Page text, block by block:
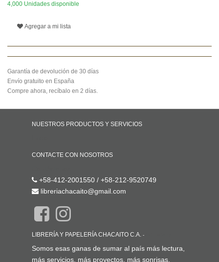
4,000 Unidades disponible
Agregar a mi lista
Garantía de devolución de 30 días
Envío gratuito en España
Compre ahora, recíbalo en 2 días.
NUESTROS PRODUCTOS Y SERVICIOS
CONTACTE CON NOSOTROS
+58-412-2001550 / +58-212-9520749
libreriachacaito@gmail.com
LIBRERÍA Y PAPELERÍA CHACAITO C.A. -
Somos esas ganas de sumar al país más lectura,
más servicios, más proyectos, más sonrisas.